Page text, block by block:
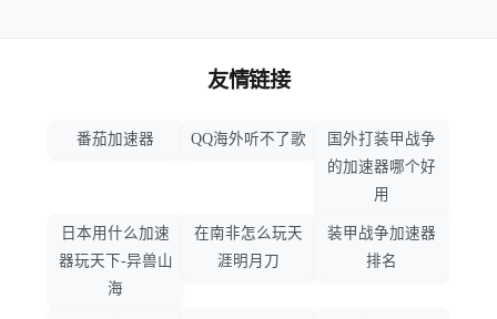
友情链接
番茄加速器 QQ海外听不了歌
国外打装甲战争
的加速器哪个好
用
日本用什么加速
器玩天下-异兽山
海
在南非怎么玩天
涯明月刀
装甲战争加速器
排名